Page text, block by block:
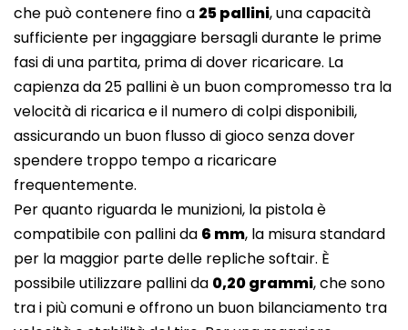
che può contenere fino a 25 pallini, una capacità
sufficiente per ingaggiare bersagli durante le prime
fasi di una partita, prima di dover ricaricare. La
capienza da 25 pallini è un buon compromesso tra la
velocità di ricarica e il numero di colpi disponibili,
assicurando un buon flusso di gioco senza dover
spendere troppo tempo a ricaricare
frequentemente.
Per quanto riguarda le munizioni, la pistola è
compatibile con pallini da 6 mm, la misura standard
per la maggior parte delle repliche softair. È
possibile utilizzare pallini da 0,20 grammi, che sono
tra i più comuni e offrono un buon bilanciamento tra